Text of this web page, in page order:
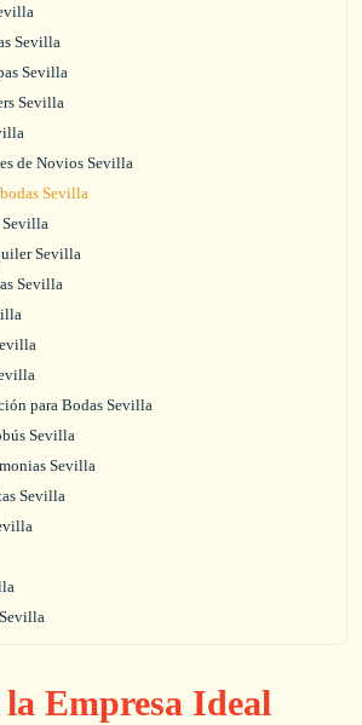
Sevilla
Sevilla
Sevilla
de Novios Sevilla
Sevilla
Sevilla
Sevilla
Sevilla
para Bodas Sevilla
Sevilla
Sevilla
Sevilla
Empresa Ideal